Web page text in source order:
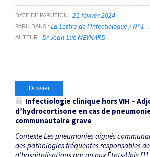
DATE DE PARUTION 21 février 2024
PARU DANS La Lettre de l’Infectiologue / N° 1
AUTEUR Dr Jean-Luc MEYNARD
Dossier
Infectiologie clinique hors VIH –
d’hydrocortisone en cas de
communautaire grave
Contexte Les pneumonies aiguës
des pathologies fréquentes responsables
d’hospitalisations par an aux États-Unis